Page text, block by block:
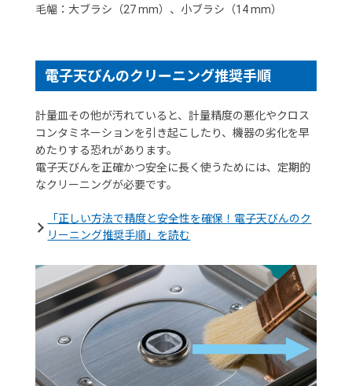
毛幅：大ブラシ（27 mm）、小ブラシ（14 mm）
電子天びんのクリーニング推奨手順
計量皿その他が汚れていると、計量精度の悪化やクロス
コンタミネーションを引き起こしたり、機器の劣化を早
めたりする恐れがあります。
電子天びんを正確かつ安全に長く使うためには、定期的
なクリーニングが必要です。
「正しい方法で精度と安全性を確保！電子天びんのク
リーニング推奨手順」を読む